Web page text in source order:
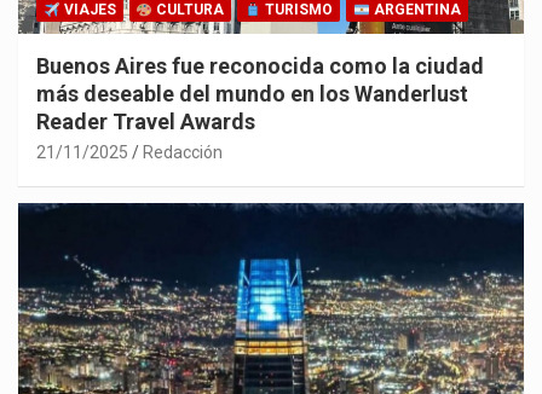
VIAJES CULTURA TURISMO ARGENTINA
Buenos Aires fue reconocida como la ciudad
más deseable del mundo en los Wanderlust
Reader Travel Awards
21/11/2025 Redacción